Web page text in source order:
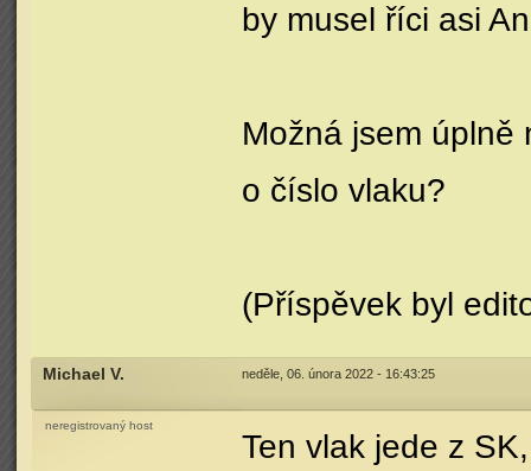
by musel říci asi
Možná jsem úplně
o číslo vlaku?
(Příspěvek byl
Michael V. neděle, 06. února 2022 - 16:43:25
neregistrovaný host
Ten vlak jede z